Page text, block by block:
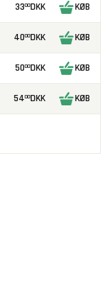
3300DKK KØB
4000DKK KØB
5000DKK KØB
5400DKK KØB